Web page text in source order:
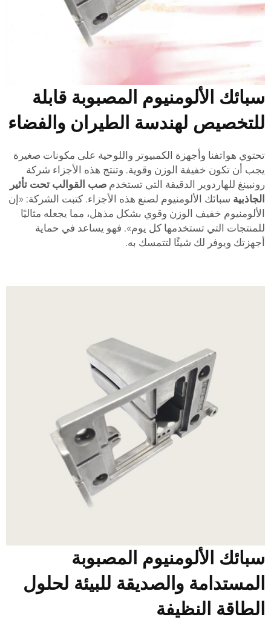
الألومنيوم المصبوبة قابلة
لهندسة الطيران والفضاء
هواتفنا وأجهزة الكمبيوتر واللوحية على مكونات صغيرة
أن تكون خفيفة الوزن وقوية. وتنتج هذه الأجزاء شركة
للهاردوير الدقيقة التي تستخدمصب القوالب تحت تأثير
سبائك الألومنيوم لصنع هذه الأجزاء. كتبت الشركة: «إن
خفيف الوزن وقوي بشكل مذهل، مما يجعله مثاليًا
التي تستخدمها كل يوم». فهو يساعد في حماية
ويوفر لك شيئًا لتتمسك به.
الألومنيوم المصبوبة
والصديقة للبيئة لحلول
النظيفة